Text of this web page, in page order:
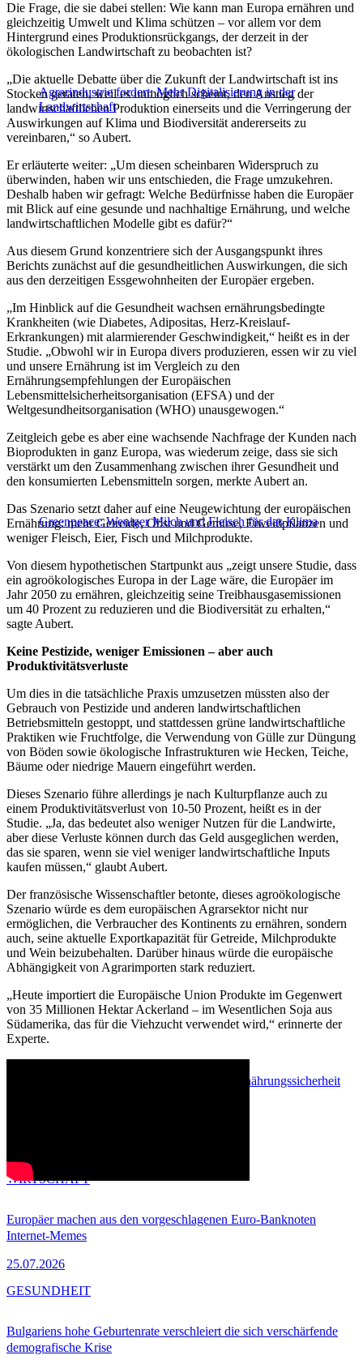
Die Frage, die sie dabei stellen: Wie kann man Europa ernähren und
gleichzeitig Umwelt und Klima schützen – vor allem vor dem
Hintergrund eines Produktionsrückgangs, der derzeit in der
ökologischen Landwirtschaft zu beobachten ist?
Agrarindustrie fordert: Mehr Digitalisierung in der
Landwirtschaft
„Die aktuelle Debatte über die Zukunft der Landwirtschaft ist ins
Stocken geraten, weil es unmöglich scheint, den Anstieg der
landwirtschaftlichen Produktion einerseits und die Verringerung der
Auswirkungen auf Klima und Biodiversität andererseits zu
vereinbaren,“ so Aubert.
Er erläuterte weiter: „Um diesen scheinbaren Widerspruch zu
überwinden, haben wir uns entschieden, die Frage umzukehren.
Deshalb haben wir gefragt: Welche Bedürfnisse haben die Europäer
mit Blick auf eine gesunde und nachhaltige Ernährung, und welche
landwirtschaftlichen Modelle gibt es dafür?“
Aus diesem Grund konzentriere sich der Ausgangspunkt ihres
Berichts zunächst auf die gesundheitlichen Auswirkungen, die sich
aus den derzeitigen Essgewohnheiten der Europäer ergeben.
„Im Hinblick auf die Gesundheit wachsen ernährungsbedingte
Krankheiten (wie Diabetes, Adipositas, Herz-Kreislauf-
Erkrankungen) mit alarmierender Geschwindigkeit,“ heißt es in der
Studie. „Obwohl wir in Europa divers produzieren, essen wir zu viel
und unsere Ernährung ist im Vergleich zu den
Ernährungsempfehlungen der Europäischen
Lebensmittelsicherheitsorganisation (EFSA) und der
Weltgesundheitsorganisation (WHO) unausgewogen.“
Zeitgleich gebe es aber eine wachsende Nachfrage der Kunden nach
Bioprodukten in ganz Europa, was wiederum zeige, dass sie sich
verstärkt um den Zusammenhang zwischen ihrer Gesundheit und
den konsumierten Lebensmitteln sorgen, merkte Aubert an.
Greenpeace: Weniger Milch und Fleisch für das Klima
Das Szenario setzt daher auf eine Neugewichtung der europäischen
Ernährung: mehr Getreide, Obst und Gemüse, Eiweißpflanzen und
weniger Fleisch, Eier, Fisch und Milchprodukte.
Von diesem hypothetischen Startpunkt aus „zeigt unsere Studie, dass
ein agroökologisches Europa in der Lage wäre, die Europäer im
Jahr 2050 zu ernähren, gleichzeitig seine Treibhausgasemissionen
um 40 Prozent zu reduzieren und die Biodiversität zu erhalten,“
sagte Aubert.
Keine Pestizide, weniger Emissionen – aber auch
Produktivitätsverluste
Um dies in die tatsächliche Praxis umzusetzen müssten also der
Gebrauch von Pestizide und anderen landwirtschaftlichen
Betriebsmitteln gestoppt, und stattdessen grüne landwirtschaftliche
Praktiken wie Fruchtfolge, die Verwendung von Gülle zur Düngung
von Böden sowie ökologische Infrastrukturen wie Hecken, Teiche,
Bäume oder niedrige Mauern eingeführt werden.
Dieses Szenario führe allerdings je nach Kulturpflanze auch zu
einem Produktivitätsverlust von 10-50 Prozent, heißt es in der
Studie. „Ja, das bedeutet also weniger Nutzen für die Landwirte,
aber diese Verluste können durch das Geld ausgeglichen werden,
das sie sparen, wenn sie viel weniger landwirtschaftliche Inputs
kaufen müssen,“ glaubt Aubert.
Der französische Wissenschaftler betonte, dieses agroökologische
Szenario würde es dem europäischen Agrarsektor nicht nur
ermöglichen, die Verbraucher des Kontinents zu ernähren, sondern
auch, seine aktuelle Exportkapazität für Getreide, Milchprodukte
und Wein beizubehalten. Darüber hinaus würde die europäische
Abhängigkeit von Agrarimporten stark reduziert.
„Heute importiert die Europäische Union Produkte im Gegenwert
von 35 Millionen Hektar Ackerland – im Wesentlichen Soja aus
Südamerika, das für die Viehzucht verwendet wird,“ erinnerte der
Experte.
Ernährungssicherheit
Europäer machen aus den vorgeschlagenen Euro-Banknoten
Internet-Memes
25.07.2026
WIRTSCHAFT
Bulgariens hohe Geburtenrate verschleiert die sich verschärfende
demografische Krise
GESUNDHEIT